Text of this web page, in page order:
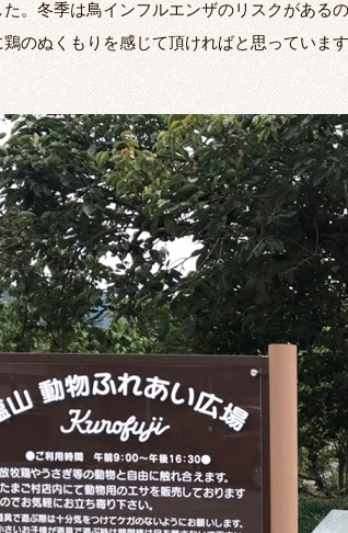
。冬季は鳥インフルエンザのリスクがある
鶏のぬくもりを感じて頂ければと思っていま